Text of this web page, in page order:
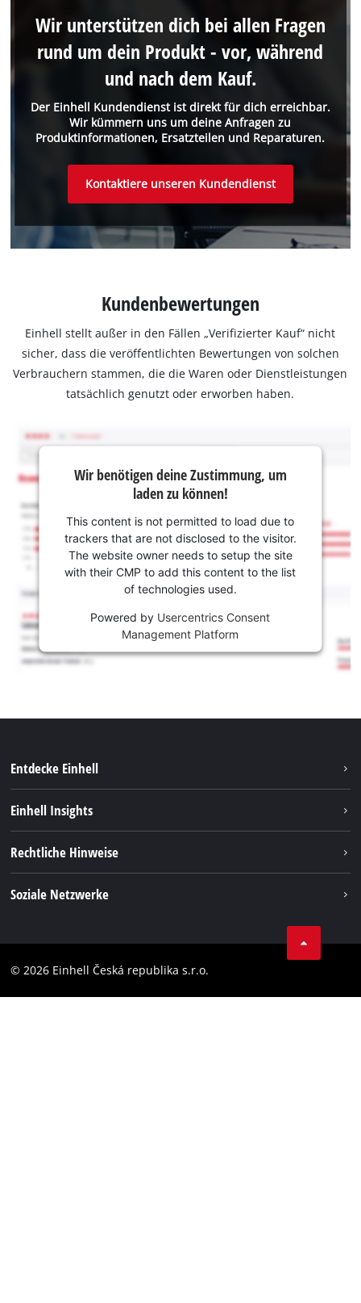
Der Einhell Kundendienst ist direkt für dich erreichbar.
Wir kümmern uns um deine Anfragen zu
Produktinformationen, Ersatzteilen und Reparaturen.
Wir unterstützen dich bei allen Fragen
rund um dein Produkt - vor, während
und nach dem Kauf.
Kontaktiere unseren Kundendienst
Kundenbewertungen
Einhell stellt außer in den Fällen „Verifizierter Kauf“ nicht
sicher, dass die veröffentlichten Bewertungen von solchen
Verbrauchern stammen, die die Waren oder Dienstleistungen
tatsächlich genutzt oder erworben haben.
Wir benötigen deine Zustimmung, um
laden zu können!
This content is not permitted to load due to
trackers that are not disclosed to the visitor.
The website owner needs to setup the site
with their CMP to add this content to the list
of technologies used.
Powered by Usercentrics Consent
Management Platform
Entdecke Einhell
Akkusystem
Einhell Insights
Rechtliche Hinweise
Barrierefreiheits-Erklärung
Soziale Netzwerke
Instagram
© 2026 Einhell Česká republika s.r.o.